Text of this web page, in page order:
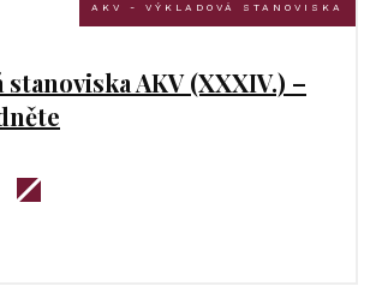
AKV - VÝKLADOVÁ STANOVISKA
stanoviska AKV (XXXIV.) –